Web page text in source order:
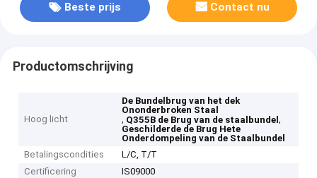
Beste prijs Contact nu
Productomschrijving
Hoog licht
De Bundelbrug van het dek
Ononderbroken Staal
, Q355B de Brug van de staalbundel,
Geschilderde de Brug Hete
Onderdompeling van de Staalbundel
Betalingscondities
L/C, T/T
Certificering
IS09000